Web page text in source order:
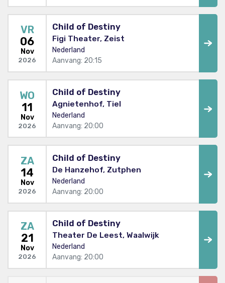
VR
06
Nov
2026
Child of Destiny
Figi Theater, Zeist
Nederland
Aanvang: 20:15
WO
11
Nov
2026
Child of Destiny
Agnietenhof, Tiel
Nederland
Aanvang: 20:00
ZA
14
Nov
2026
Child of Destiny
De Hanzehof, Zutphen
Nederland
Aanvang: 20:00
ZA
21
Nov
2026
Child of Destiny
Theater De Leest, Waalwijk
Nederland
Aanvang: 20:00